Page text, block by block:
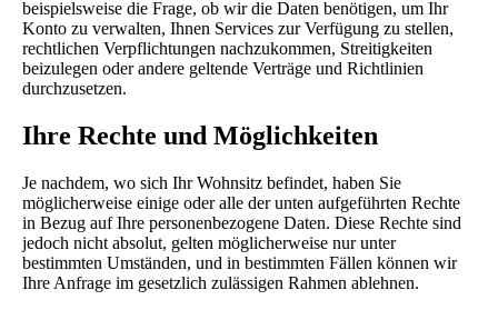
beispielsweise die Frage, ob wir die Daten benötigen, um Ihr
Konto zu verwalten, Ihnen Services zur Verfügung zu stellen,
rechtlichen Verpflichtungen nachzukommen, Streitigkeiten
beizulegen oder andere geltende Verträge und Richtlinien
durchzusetzen.
Ihre Rechte und Möglichkeiten
Je nachdem, wo sich Ihr Wohnsitz befindet, haben Sie
möglicherweise einige oder alle der unten aufgeführten Rechte
in Bezug auf Ihre personenbezogene Daten. Diese Rechte sind
jedoch nicht absolut, gelten möglicherweise nur unter
bestimmten Umständen, und in bestimmten Fällen können wir
Ihre Anfrage im gesetzlich zulässigen Rahmen ablehnen.